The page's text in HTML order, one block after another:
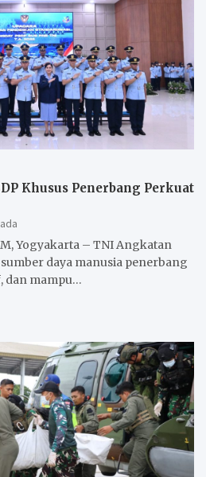
Khusus Penerbang Perkuat
Yogyakarta – TNI Angkatan
daya manusia penerbang
dan mampu…